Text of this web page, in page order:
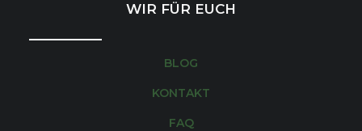
WIR FÜR EUCH
BLOG
KONTAKT
FAQ